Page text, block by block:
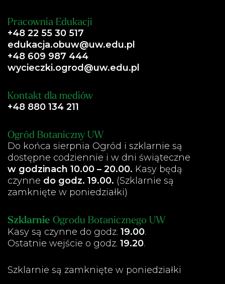
Pracownia Edukacji
+48 22 55 30 517
edukacja.obuw@uw.edu.pl
+48 609 987 444
wycieczki.ogrod@uw.edu.pl
Kontakt dla mediów
+48 880 134 211
Ogród Botaniczny UW
Do końca sierpnia Ogród i szklarnie są
dostępne codziennie i w dni świąteczne
w godzinach 10.00 – 20.00. Kasy będą
czynne do godz. 19.00. (Szklarnie są
zamknięte w poniedziałki)
Szklarnie Ogrodu Botanicznego UW
Kasy są czynne do godz. 19.00.
Ostatnie wejście o godz. 19.20.
Szklarnie są zamknięte w poniedziałki